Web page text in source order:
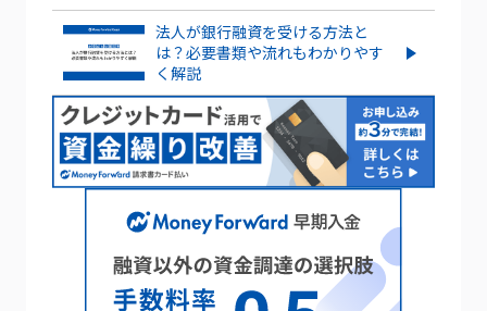
法人が銀行融資を受ける方法と
は？必要書類や流れもわかりやす
く解説